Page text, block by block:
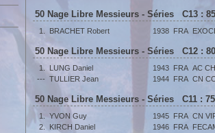
50 Nage Libre Messieurs - Séries C13 :
1. BRACHET Robert 1938 FRA
50 Nage Libre Messieurs - Séries C12 :
1. LUNG Daniel 1943 FRA AC
--- TULLIER Jean 1944 FRA CN
50 Nage Libre Messieurs - Séries C11 :
1. YVON Guy 1945 FRA CN
2.
KIRCH Daniel 1946 FRA